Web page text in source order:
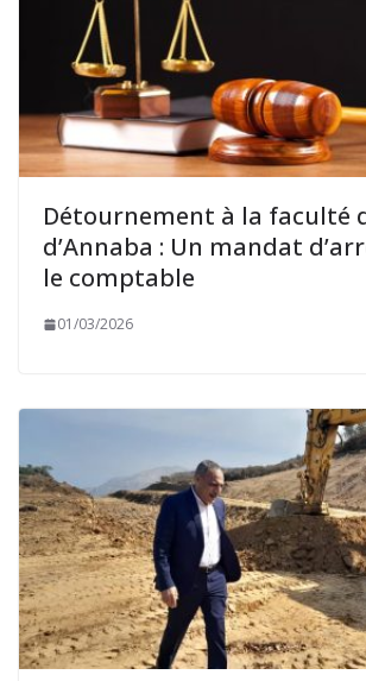
Détournement à la faculté
d’Annaba : Un mandat
le comptable
01/03/2026